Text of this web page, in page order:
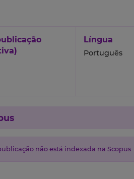
Língua
Português
não está indexada na Scopus